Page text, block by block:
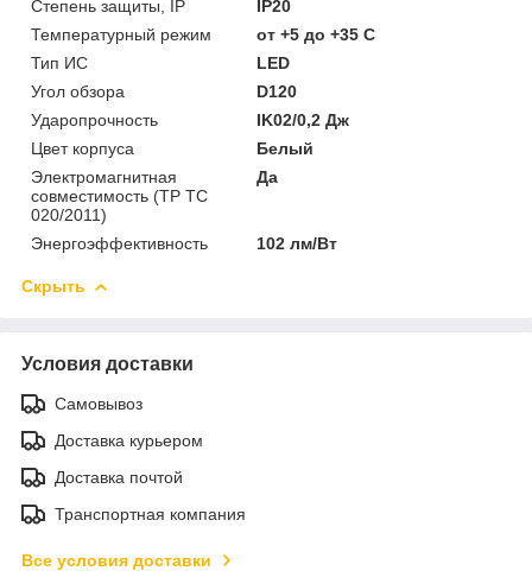
Степень защиты, IP
IP20
Температурный режим
от +5 до +35 C
Тип ИС
LED
Угол обзора
D120
Ударопрочность
IK02/0,2 Дж
Цвет корпуса
Белый
Электромагнитная
совместимость (ТР ТС
020/2011)
Да
Энергоэффективность 102 лм/Вт
Скрыть
Условия доставки
Самовывоз
Доставка курьером
Доставка почтой
Транспортная компания
Все условия доставки